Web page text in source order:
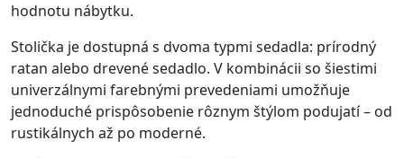
hodnotu nábytku.
Stolička je dostupná s dvoma typmi sedadla: prírodný
ratan alebo drevené sedadlo. V kombinácii so šiestimi
univerzálnymi farebnými prevedeniami umožňuje
jednoduché prispôsobenie rôznym štýlom podujatí – od
rustikálnych až po moderné.